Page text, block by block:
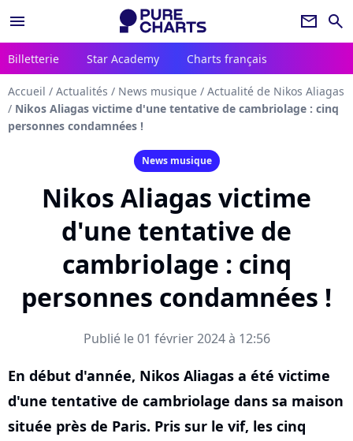
menu newsletter search
Billetterie Star Academy Charts français
Accueil / Actualités / News musique / Actualité de Nikos Aliagas
/ Nikos Aliagas victime d'une tentative de cambriolage : cinq
personnes condamnées !
News musique
Nikos Aliagas victime
d'une tentative de
cambriolage : cinq
personnes condamnées !
Publié le 01 février 2024 à 12:56
En début d'année, Nikos Aliagas a été victime
d'une tentative de cambriolage dans sa maison
située près de Paris. Pris sur le vif, les cinq